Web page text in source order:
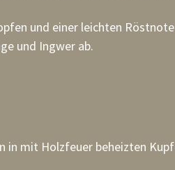
und einer leichten
und Ingwer ab.
mit Holzfeuer beheizten